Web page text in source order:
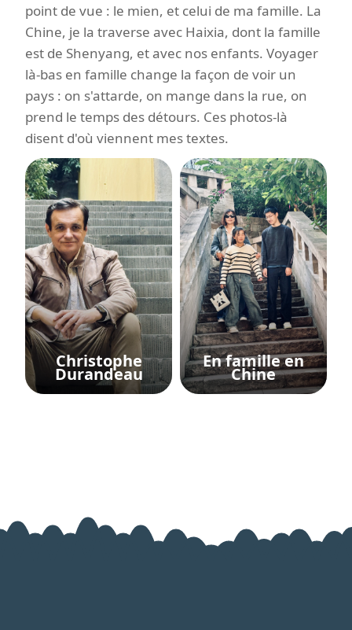
point de vue : le mien, et celui de ma famille. La
Chine, je la traverse avec Haixia, dont la famille
est de Shenyang, et avec nos enfants. Voyager
là-bas en famille change la façon de voir un
pays : on s'attarde, on mange dans la rue, on
prend le temps des détours. Ces photos-là
disent d'où viennent mes textes.
Christophe
Durandeau
En famille en
Chine